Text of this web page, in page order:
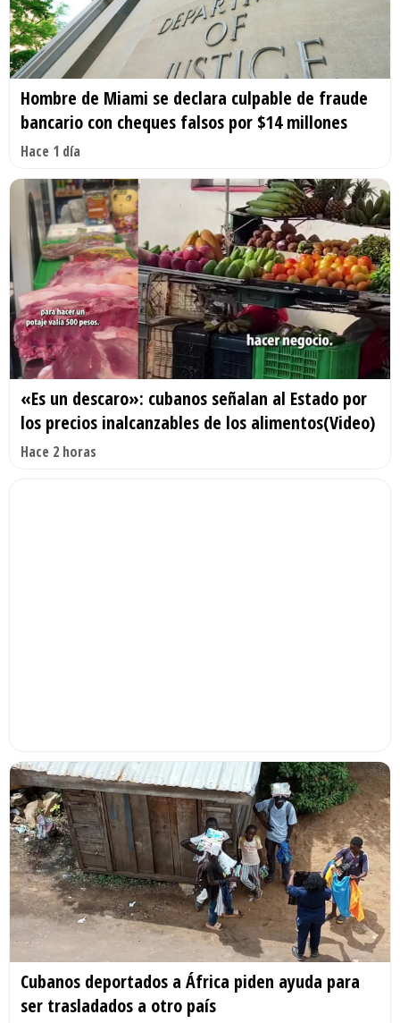
Hombre de Miami se declara culpable de fraude
bancario con cheques falsos por $14 millones
Hace 1 día
«Es un descaro»: cubanos señalan al Estado por
los precios inalcanzables de los alimentos(Video)
Hace 2 horas
Cubanos deportados a África piden ayuda para
ser trasladados a otro país